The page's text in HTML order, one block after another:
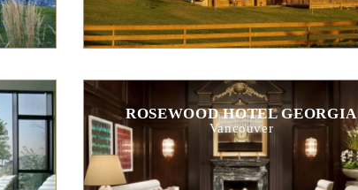
ROSEWOOD HOTEL GEORGIA
Vancouver